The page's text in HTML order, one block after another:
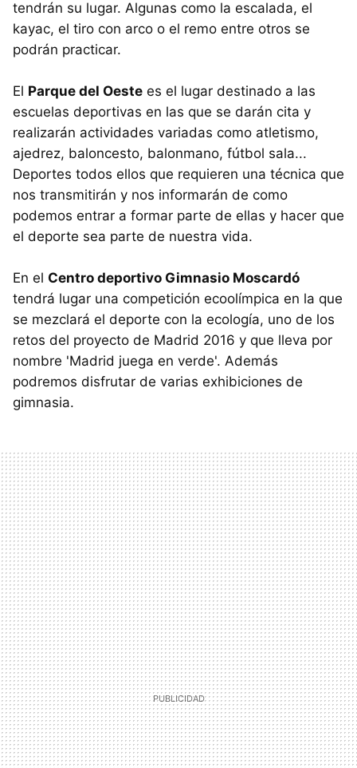
tendrán su lugar. Algunas como la escalada, el
kayac, el tiro con arco o el remo entre otros se
podrán practicar.
El Parque del Oeste es el lugar destinado a las
escuelas deportivas en las que se darán cita y
realizarán actividades variadas como atletismo,
ajedrez, baloncesto, balonmano, fútbol sala...
Deportes todos ellos que requieren una técnica que
nos transmitirán y nos informarán de como
podemos entrar a formar parte de ellas y hacer que
el deporte sea parte de nuestra vida.
En el Centro deportivo Gimnasio Moscardó
tendrá lugar una competición ecoolímpica en la que
se mezclará el deporte con la ecología, uno de los
retos del proyecto de Madrid 2016 y que lleva por
nombre 'Madrid juega en verde'. Además
podremos disfrutar de varias exhibiciones de
gimnasia.